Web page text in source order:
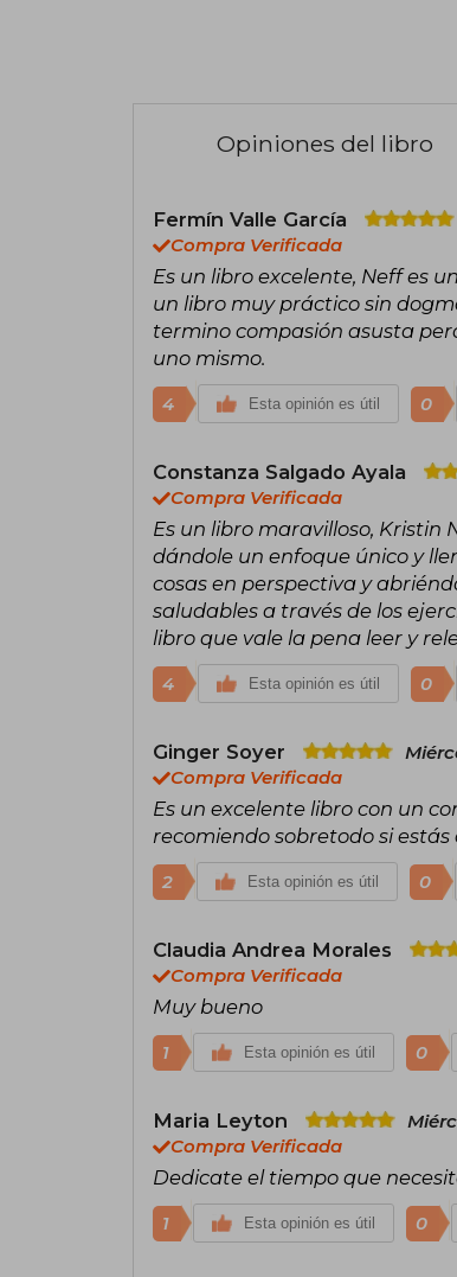
Opiniones del libro
Fermín Valle García
Compra Verificada
Es un libro excelente, Neff es
un libro muy práctico sin
termino compasión asusta
uno mismo.
4 Esta opinión es útil 0
Constanza Salgado Ayala
Compra Verificada
Es un libro maravilloso, Kristin
dándole un enfoque único y
cosas en perspectiva y
saludables a través de los
libro que vale la pena leer y
4 Esta opinión es útil 0
Ginger Soyer
Compra Verificada
Es un excelente libro con un
recomiendo sobretodo si
2 Esta opinión es útil 0
Claudia Andrea Morales
Compra Verificada
Muy bueno
1 Esta opinión es útil 0
Maria Leyton
Compra Verificada
Dedicate el tiempo que
1 Esta opinión es útil 0